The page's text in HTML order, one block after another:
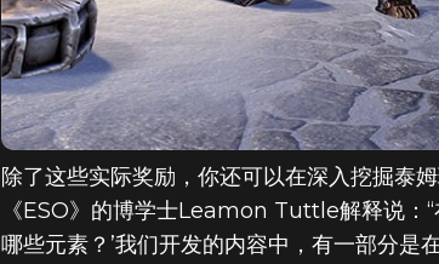
除了这些实际奖励，你还可以在深入挖掘泰
《ESO》的博学士Leamon Tuttle解释说：
哪些元素？’我们开发的内容中，有一部分